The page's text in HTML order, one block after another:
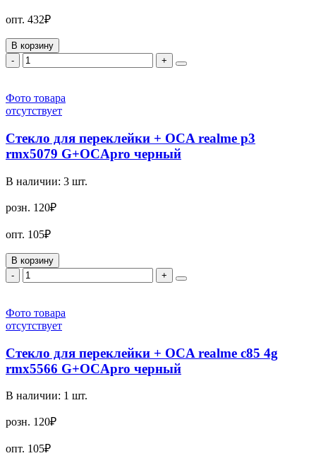
опт. 432₽
В корзину
-
+
Фото товара
отсутствует
Стекло для переклейки + OCA realme p3
rmx5079 G+OCApro черный
В наличии: 3 шт.
розн. 120₽
опт. 105₽
В корзину
-
+
Фото товара
отсутствует
Стекло для переклейки + OCA realme c85 4g
rmx5566 G+OCApro черный
В наличии: 1 шт.
розн. 120₽
опт. 105₽